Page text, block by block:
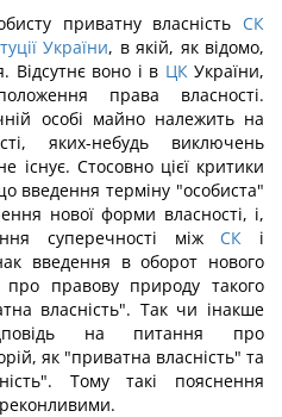
приватну власність СК
України, в якій, як відомо,
Відсутнє воно і в ЦКУкраїни,
права власності.
особі майно належить на
яких-небудь виключень
існує. Стосовно цієї критики
введення терміну "особиста"
нової форми власності, і,
суперечності між СК і
введення в оборот нового
правову природу такого
власність". Так чи інакше
на питання про
як "приватна власність" та
Тому такі пояснення